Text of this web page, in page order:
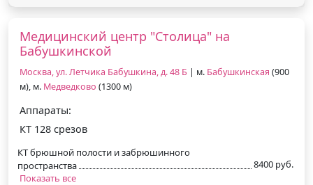
Медицинский центр "Столица" на
Бабушкинской
Москва, ул. Летчика Бабушкина, д. 48 Б | м. Бабушкинская (900
м), м. Медведково (1300 м)
Аппараты:
КТ 128 срезов
КТ брюшной полости и забрюшинного
пространства
8400 руб.
Показать все